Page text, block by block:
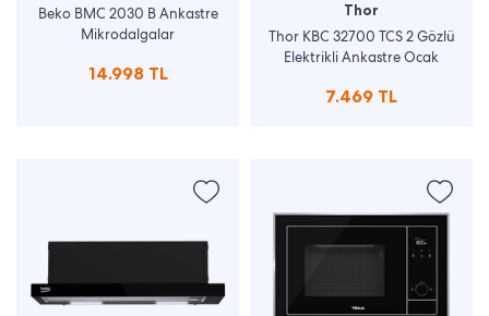
Beko BMC 2030 B Ankastre
Mikrodalgalar
14.998 TL
Thor
Thor KBC 32700 TCS 2 Gözlü
Elektrikli Ankastre Ocak
7.469 TL